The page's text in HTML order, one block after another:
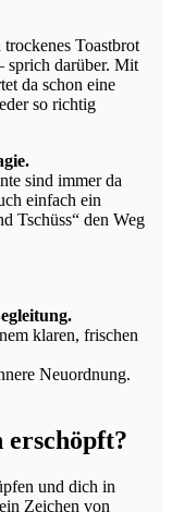
Toastbrot
sprich darüber. Mit
da schon eine
so richtig
sind immer da
einfach ein
Tschüss“ den Weg
klaren, frischen
Neuordnung.
erschöpft?
und dich in
Zeichen von